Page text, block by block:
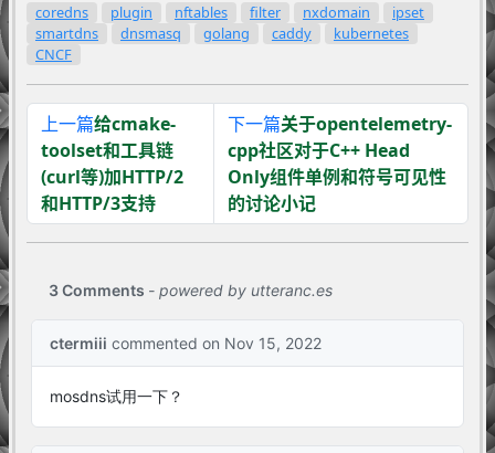
coredns
plugin nftables filter nxdomain
ipset
smartdns
dnsmasq golang caddy
kubernetes
CNCF
上一篇给cmake-
toolset和工具链
(curl等)加HTTP/2
和HTTP/3支持
下一篇关于opentelemetry-
cpp社区对于C++ Head
Only组件单例和符号可见性
的讨论小记